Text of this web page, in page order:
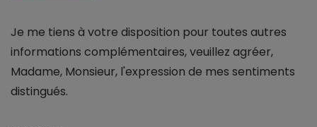
Je me tiens à votre disposition pour toutes autres
informations complémentaires, veuillez agréer,
Madame, Monsieur, l'expression de mes sentiments
distingués.